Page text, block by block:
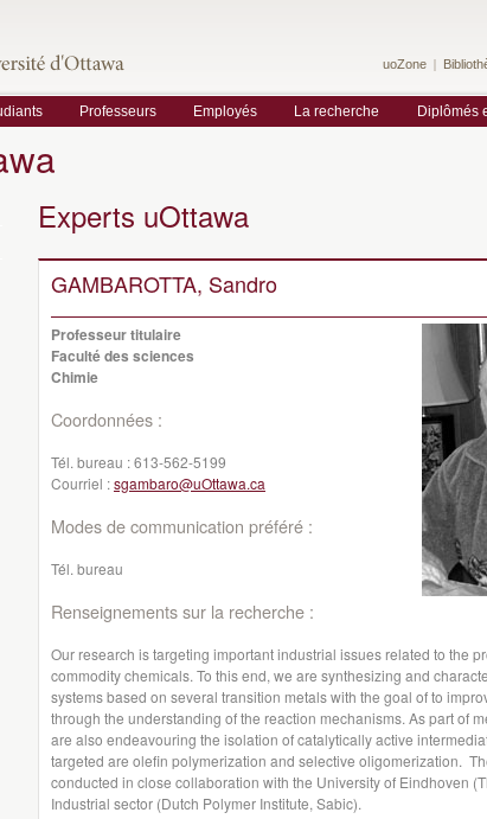
uoZone
Professeurs Employés La recherche Diplômés
Experts uOttawa
GAMBAROTTA, Sandro
Professeur titulaire
Faculté des sciences
Chimie
Coordonnées :
Tél. bureau :613-562-5199
Courriel :sgambaro@uOttawa.ca
Modes de communication préféré :
Tél. bureau
Renseignements sur la recherche :
Our research is targeting important industrial issues related to the
commodity chemicals. To this end, we are synthesizing and
systems based on several transition metals with the goal of to
through the understanding of the reaction mechanisms. As part of
are also endeavouring the isolation of catalytically active
targeted are olefin polymerization and selective oligomerization.
conducted in close collaboration with the University of Eindhoven
Industrial sector (Dutch Polymer Institute, Sabic).